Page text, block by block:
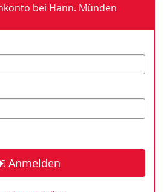
bei Hann. Münden
Anmelden